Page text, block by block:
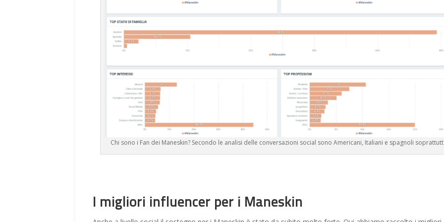
Chi sono i Fan dei Maneskin? Secondo le analisi delle conversazioni social sono Americani, Italiani e spagnoli
I migliori influencer per i Maneskin